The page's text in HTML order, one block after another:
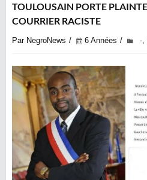
TOULOUSAIN PORTE
COURRIER RACISTE
Par NegroNews 6 Années -,